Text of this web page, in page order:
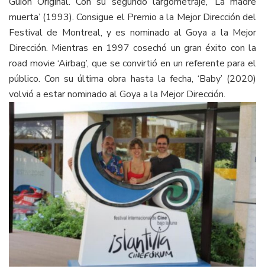
muerta’ (1993). Consigue el Premio a la Mejor Dirección del
Festival de Montreal, y es nominado al Goya a la Mejor
Dirección. Mientras en 1997 cosechó un gran éxito con la
road movie ‘Airbag’, que se convirtió en un referente para el
público. Con su última obra hasta la fecha, ‘Baby’ (2020)
volvió a estar nominado al Goya a la Mejor Dirección.